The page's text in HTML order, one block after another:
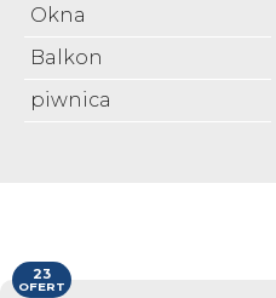
Okna
Balkon
piwnica
23
OFERT